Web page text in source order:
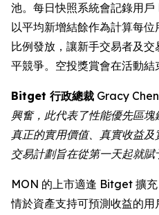
池。每日快照系統會記錄用
以平均新增結餘作為計算每
比例發放，讓新手交易者及
平競爭。空投獎賞會在活動結
Bitget 行政總裁 Gracy Chen
興奮，此代表了性能優先區
真正的實用價值、真實收益
交易計劃旨在從第一天起就賦
MON 的上市適逢 Bitget 擴
情於資產支持可預測收益的用